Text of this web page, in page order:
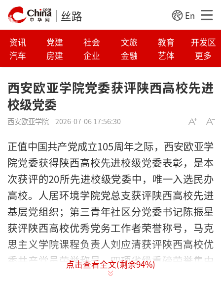
丝路 En
资讯 党建 社会 文旅 教育
开发区
汽车
房建 企业 金融 艺体 更多
西安欧亚学院党委获评陕西高校先进
校级党委
西安欧亚学院 2026-07-06 17:56:30
正值中国共产党成立105周年之际，西安欧亚学
院党委获得陕西高校先进校级党委表彰，是本
次获评的20所先进校级党委中，唯一入选民办
高校。人居环境学院党总支获评陕西高校先进
基层党组织；第三青年社区分党委书记陈振星
获评陕西高校优秀党务工作者荣誉称号，马克
思主义学院课程负责人刘应清获评陕西高校优
秀共产党员荣誉称号。四项省级重磅荣誉集中
落地，彰显学校民办高校党建育人成效。
点击查看全文(剩余94%)